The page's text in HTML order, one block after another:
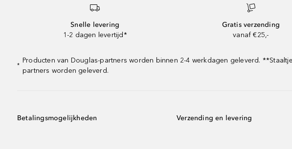
Snelle levering
1-2 dagen levertijd*
Gratis verzending
vanaf €25,-
*
Producten van Douglas-partners worden binnen 2-4 werkdagen geleverd.
partners worden geleverd.
Betalingsmogelijkheden Verzending en levering